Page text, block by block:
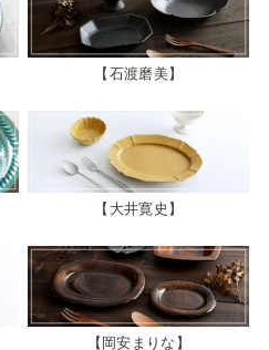
石渡磨美
大井寛史
岡安まりな